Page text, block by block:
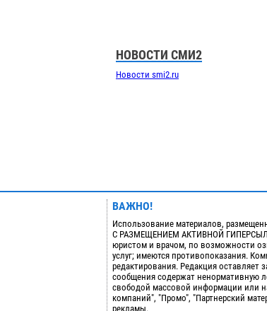
НОВОСТИ СМИ2
Новости smi2.ru
ВАЖНО!
Использование материалов,
С РАЗМЕЩЕНИЕМ АКТИВНОЙ
юристом и врачом, по возможности
услуг; имеются противопоказания.
редактирования. Редакция оставляет
сообщения содержат ненормативную
свободой массовой информации или
компаний", "Промо", "Партнерский
рекламы.